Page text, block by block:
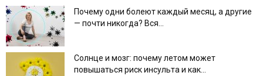
Почему одни болеют каждый месяц, а другие
— почти никогда? Вся...
Солнце и мозг: почему летом может
повышаться риск инсульта и как...